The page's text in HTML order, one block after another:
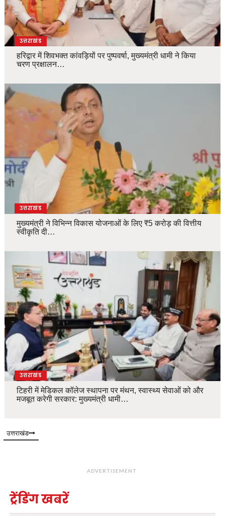
उत्तराखंड
हरिद्वार में शिवभक्त कांवड़ियों पर पुष्पवर्षा, मुख्यमंत्री धामी ने किया
चरण प्रक्षालन…
उत्तराखंड
मुख्यमंत्री ने विभिन्न विकास योजनाओं के लिए ₹5 करोड़ की वित्तीय
स्वीकृति दी…
उत्तराखंड
टिहरी में मेडिकल कॉलेज स्थापना पर मंथन, स्वास्थ्य सेवाओं को और
मजबूत करेगी सरकार: मुख्यमंत्री धामी…
उत्तराखंड
ADVERTISEMENT
ट्रेंडिंग खबरें